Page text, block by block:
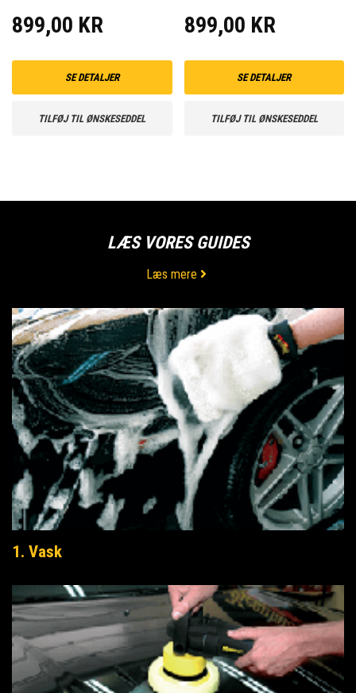
899,00 KR
SE DETALJER
TILFØJ TIL ØNSKESEDDEL
899,00 KR
SE DETALJER
TILFØJ TIL ØNSKESEDDEL
LÆS VORES GUIDES
Læs mere
1. Vask